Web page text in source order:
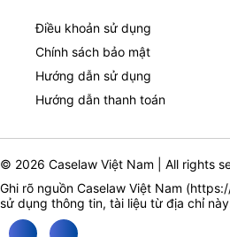
Điều khoản sử dụng
Chính sách bảo mật
Hướng dẫn sử dụng
Hướng dẫn thanh toán
© 2026 Caselaw Việt Nam | All rights
Ghi rõ nguồn Caselaw Việt Nam (
sử dụng thông tin, tài liệu từ địa chỉ